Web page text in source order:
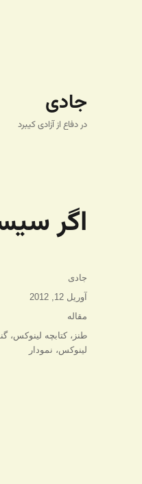
جادی
در دفاع از آزادی کیبرد
اگر
نویسنده
جادی
ارسال
شده
آوریل 12, 2012
دسته‌ها
مقاله
برچسب‌ها
طنز ،کتابچه لینوکس،
لینوکس، نمودار